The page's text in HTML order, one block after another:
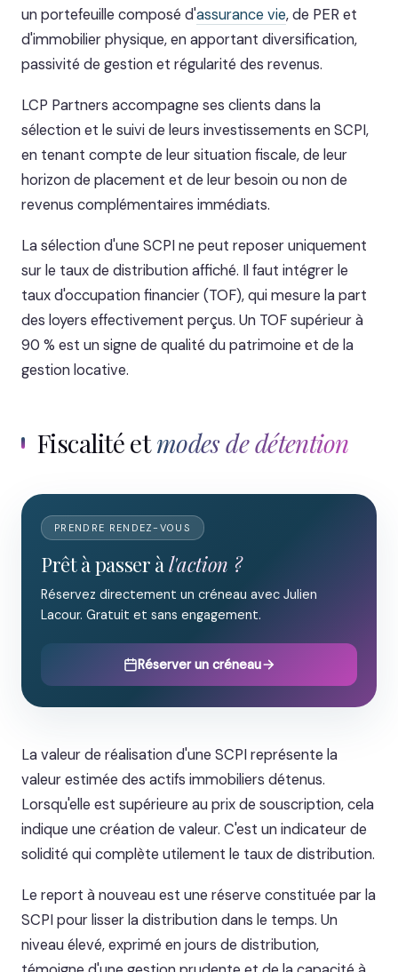
un portefeuille composé d'assurance vie, de PER et
d'immobilier physique, en apportant diversification,
passivité de gestion et régularité des revenus.
LCP Partners accompagne ses clients dans la
sélection et le suivi de leurs investissements en SCPI,
en tenant compte de leur situation fiscale, de leur
horizon de placement et de leur besoin ou non de
revenus complémentaires immédiats.
La sélection d'une SCPI ne peut reposer uniquement
sur le taux de distribution affiché. Il faut intégrer le
taux d'occupation financier (TOF), qui mesure la part
des loyers effectivement perçus. Un TOF supérieur à
90 % est un signe de qualité du patrimoine et de la
gestion locative.
Fiscalité etmodes de détention
PRENDRE RENDEZ-VOUS
Prêt à passer àl'action ?
Réservez directement un créneau avec Julien
Lacour. Gratuit et sans engagement.
Réserver un créneau
La valeur de réalisation d'une SCPI représente la
valeur estimée des actifs immobiliers détenus.
Lorsqu'elle est supérieure au prix de souscription, cela
indique une création de valeur. C'est un indicateur de
solidité qui complète utilement le taux de distribution.
Le report à nouveau est une réserve constituée par la
SCPI pour lisser la distribution dans le temps. Un
niveau élevé, exprimé en jours de distribution,